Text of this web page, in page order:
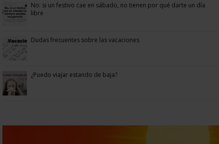
No: si un festivo cae en sábado, no tienen por qué darte un día
libre
Dudas frecuentes sobre las vacaciones
¿Puedo viajar estando de baja?